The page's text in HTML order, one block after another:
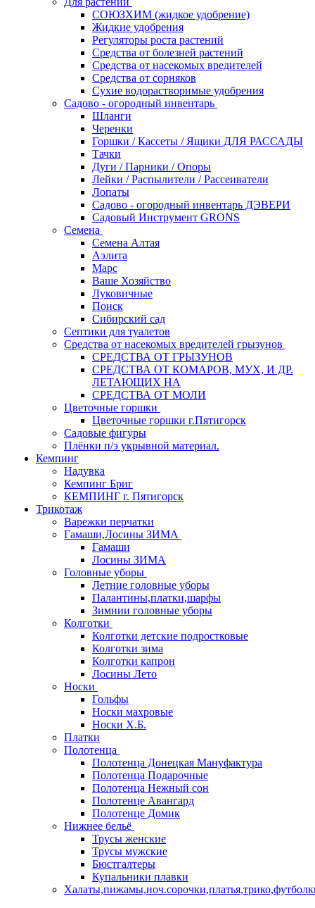
СОЮЗХИМ (жидкое удобрение)
Жидкие удобрения
Регуляторы роста растений
Средства от болезней растений
Средства от насекомых вредителей
Средства от сорняков
Сухие водорастворимые удобрения
Садово - огородный инвентарь
Шланги
Черенки
Горшки / Кассеты / Ящики ДЛЯ РАССАДЫ
Тачки
Дуги / Парники / Опоры
Лейки / Распылители / Рассеиватели
Лопаты
Садово - огородный инвентарь ДЭВЕРИ
Садовый Инструмент GRONS
Семена
Семена Алтая
Аэлита
Марс
Ваше Хозяйство
Луковичные
Поиск
Сибирский сад
Септики для туалетов
Средства от насекомых вредителей грызунов
СPEДСТВА ОТ ГРЫЗУНОВ
СРЕДСТВА ОТ КОМАРОВ, МУХ, И ДР.
ЛЕТАЮЩИХ НА
СРЕДСТВА ОТ МОЛИ
Цветочные горшки
Цветочные горшки г.Пятигорск
Садовые фигуры
Плёнки п/э укрывной материал.
Кемпинг
Надувка
Кемпинг Бриг
КЕМПИНГ г. Пятигорск
Трикотаж
Варежки перчатки
Гамаши,Лосины ЗИМА
Гамаши
Лосины ЗИМА
Головные уборы
Летние головные уборы
Палантины,платки,шарфы
Зимнии головные уборы
Колготки
Колготки детские подростковые
Колготки зима
Колготки капрон
Лосины Лето
Носки
Гольфы
Носки махровые
Носки Х.Б.
Платки
Полотенца
Полотенца Донецкая Мануфактура
Полотенца Подарочные
Полотенца Нежный сон
Полотенце Авангард
Полотенце Домик
Нижнее бельё
Трусы женские
Трусы мужские
Бюстгалтеры
Купальники плавки